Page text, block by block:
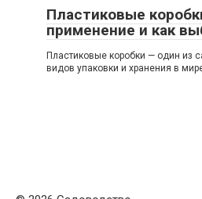
Пластиковые
применение и как
Пластиковые коробки — один из
видов упаковки и хранения в